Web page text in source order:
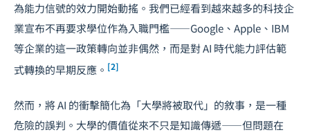
為能力信號的效力開始動搖。我們已經看到越來越多的科技企
業宣布不再要求學位作為入職門檻——Google、Apple、IBM
等企業的這一政策轉向並非偶然，而是對 AI 時代能力評估範
式轉換的早期反應。 [2]
然而，將 AI 的衝擊簡化為「大學將被取代」的敘事，是一種
危險的誤判。大學的價值從來不只是知識傳遞——但問題在